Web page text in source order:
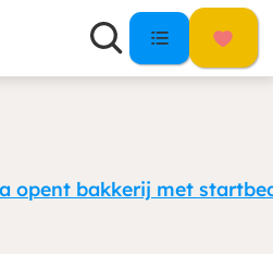
opent bakkerij met